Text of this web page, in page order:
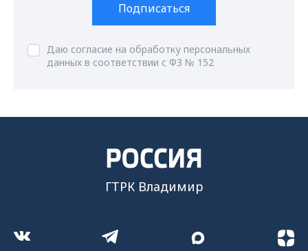
Подписаться
Даю согласие на обработку персональных
данных в соответствии с ФЗ № 152
ГТРК Владимир